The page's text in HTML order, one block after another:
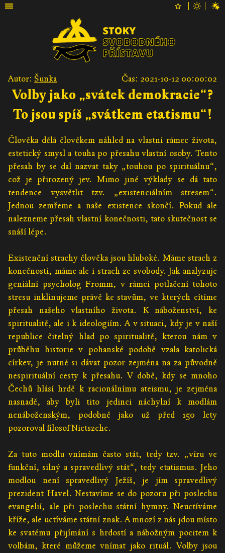
Autor: Šunka Čas: 2021-10-12 00:00:02
Volby jako „svátek demokracie“?
To jsou spíš „svátkem etatismu“!
Člověka dělá člověkem náhled na vlastní rámec života,
estetický smysl a touha po přesahu vlastní osoby. Tento
přesah by se dal nazvat taky „touhou po spirituálnu“,
což je přirozený jev. Mimo jiné výklady se dá tato
tendence vysvětlit tzv. „existenciálním stresem“.
Jednou zemřeme a naše existence skončí. Pokud ale
nalezneme přesah vlastní konečnosti, tato skutečnost se
snáší lépe.
Existenční strachy člověka jsou hluboké. Máme strach z
konečnosti, máme ale i strach ze svobody. Jak analyzuje
geniální psycholog Fromm, v rámci potlačení tohoto
stresu inklinujeme právě ke stavům, ve kterých cítíme
přesah našeho vlastního života. K náboženství, ke
spiritualitě, ale i k ideologiím. A v situaci, kdy je v naší
republice čitelný hlad po spiritualitě, kterou nám v
průběhu historie v pohanské podobě vzala katolická
církev, je nutné si dávat pozor zejména na za původně
nespirituální cesty k přesahu. V době, kdy se mnoho
Čechů hlásí hrdě k racionálnímu ateismu, je zejména
nasnadě, aby byli tito jedinci náchylní k modlám
nenáboženským, podobně jako už před 150 lety
pozoroval filosof Nietszche.
Za tuto modlu vnímám často stát, tedy tzv. „víru ve
funkční, silný a spravedlivý stát“, tedy etatismus. Jeho
modlou není spravedlivý Ježíš, je jím spravedlivý
prezident Havel. Nestavíme se do pozoru při poslechu
evangelií, ale při poslechu státní hymny. Neuctíváme
kříže, ale uctíváme státní znak. A mnozí z nás jdou místo
ke svatému přijímání s hrdostí a nábožným pocitem k
volbám, které můžeme vnímat jako rituál. Volby jsou